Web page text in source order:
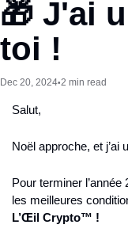
🎁 J'ai
toi !
Dec 20, 2024•2 min read
Salut,
Noël approche, et j’ai
Pour terminer
les meilleures
L’Œil Crypto™ !